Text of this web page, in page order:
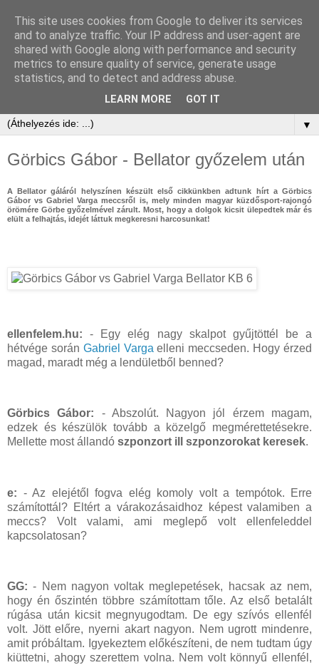
▼
Görbics Gábor - Bellator győzelem után
A Bellator gáláról helyszínen készült első cikkünkben adtunk hírt a Görbics
Gábor vs Gabriel Varga meccsről is, mely minden magyar küzdősport-rajongó
örömére Görbe győzelmével zárult. Most, hogy a dolgok kicsit ülepedtek már és
elült a felhajtás, idejét láttuk megkeresni harcosunkat!
ellenfelem.hu: - Egy elég nagy skalpot gyűjtöttél be a
hétvége során Gabriel Varga elleni meccseden. Hogy érzed
magad, maradt még a lendületből benned?
Görbics Gábor: - Abszolút. Nagyon jól érzem magam,
edzek és készülök tovább a közelgő megmérettetésekre.
Mellette most állandó szponzort ill szponzorokat keresek.
e: - Az elejétől fogva elég komoly volt a tempótok. Erre
számítottál? Eltért a várakozásaidhoz képest valamiben a
meccs? Volt valami, ami meglepő volt ellenfeleddel
kapcsolatosan?
GG: - Nem nagyon voltak meglepetések, hacsak az nem,
hogy én őszintén többre számítottam tőle. Az első betalált
rúgása után kicsit megnyugodtam. De egy szívós ellenfél
volt. Jött előre, nyerni akart nagyon. Nem ugrott mindenre,
amit próbáltam. Igyekeztem előkészíteni, de nem tudtam úgy
kiüttetni, ahogy szerettem volna. Nem volt könnyű ellenfél,
This site uses cookies from Google to deliver its services
and to analyze traffic. Your IP address and user-agent are
shared with Google along with performance and security
metrics to ensure quality of service, generate usage
statistics, and to detect and address abuse.
LEARN MORE GOT IT